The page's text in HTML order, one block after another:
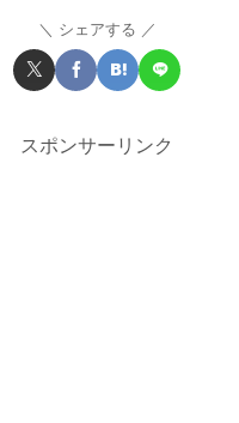
シェアする
スポンサーリンク